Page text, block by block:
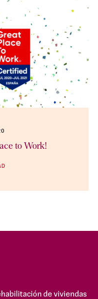
to Work!
de viviendas